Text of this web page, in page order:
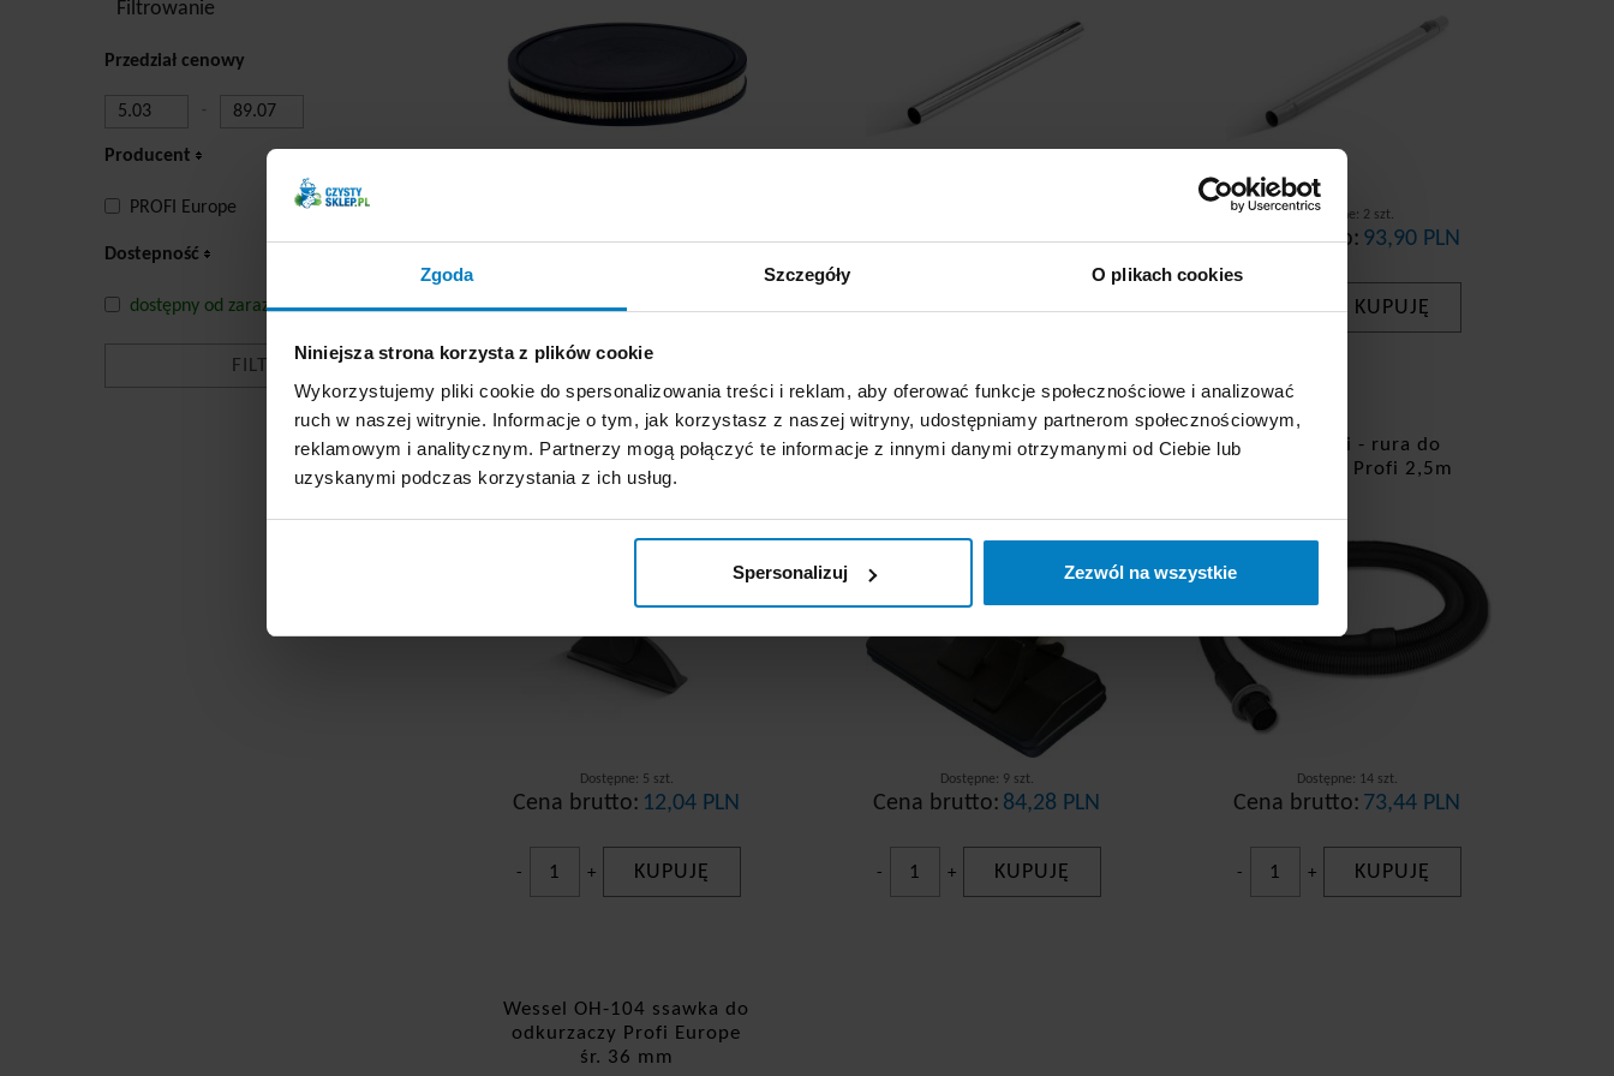
Zgoda Szczegóły O plikach cookies
Niniejsza strona korzysta z plików cookie
Wykorzystujemy pliki cookie do spersonalizowania treści i reklam, aby oferować funkcje społecznościowe i analizować
ruch w naszej witrynie. Informacje o tym, jak korzystasz z naszej witryny, udostępniamy partnerom społecznościowym,
reklamowym i analitycznym. Partnerzy mogą połączyć te informacje z innymi danymi otrzymanymi od Ciebie lub
uzyskanymi podczas korzystania z ich usług.
Spersonalizuj Zezwól na wszystkie
Filtrowanie
Przedział cenowy
-
Producent
PROFI Europe
Dostepność
dostępny od zaraz
Cena brutto:62,61 PLN
- + KUPUJĘ
Cena brutto:37,07 PLN
- + KUPUJĘ
Dostępne: 2 szt.
Cena brutto: 93,90 PLN
- + KUPUJĘ
Ssawka mała OH-074 do
odkurzaczy Profi Europe
Dostępne: 5 szt.
Cena brutto: 12,04 PLN
- + KUPUJĘ
Ssawko - szczotka Spival
Dostępne: 9 szt.
Cena brutto: 84,28 PLN
- + KUPUJĘ
Wąż giętki - rura do
odkurzaczy Profi 2,5m
Dostępne: 14 szt.
Cena brutto: 73,44 PLN
- + KUPUJĘ
Wessel OH-104 ssawka do
odkurzaczy Profi Europe
śr. 36 mm